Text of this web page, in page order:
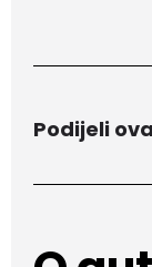
Podijeli